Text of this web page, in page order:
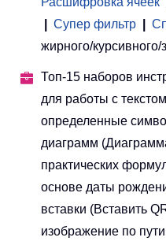
Супер фильтр
жирного/курсивного/
Топ-15 наборов
для работы с
определенные
диаграмм
практических
основе даты
вставки (Вставить
изображение по